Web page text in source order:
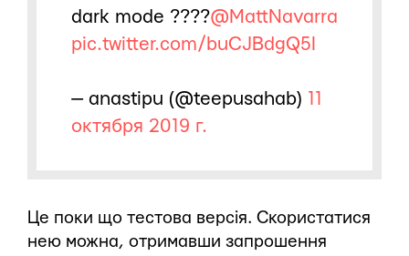
dark mode ????@MattNavarra
pic.twitter.com/buCJBdgQ5I
— anastipu (@teepusahab) 11
октября 2019 г.
Це поки що тестова версія. Скористатися
нею можна, отримавши запрошення